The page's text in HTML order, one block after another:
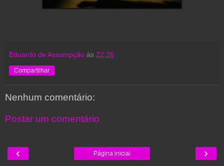
Eduardo de Assumpção às 22:26
Compartilhar
Nenhum comentário:
Postar um comentário
‹ ›
Página inicial